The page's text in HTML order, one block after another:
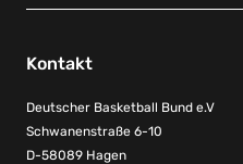
Kontakt
Deutscher Basketball Bund e.V
Schwanenstraße 6-10
D-58089 Hagen